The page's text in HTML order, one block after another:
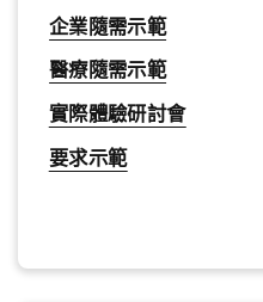
企業隨需示範
醫療隨需示範
實際體驗研討會
要求示範